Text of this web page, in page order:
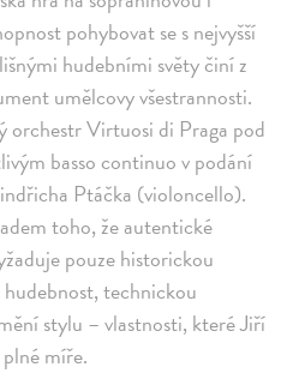
pohybovat se s nejvyšší
hudebními světy činí z
umělcovy všestrannosti.
orchestr Virtuosi di Praga pod
basso continuo v podání
Ptáčka (violoncello).
toho, že autentické
pouze historickou
technickou
stylu – vlastnosti, které Jiří
míře.